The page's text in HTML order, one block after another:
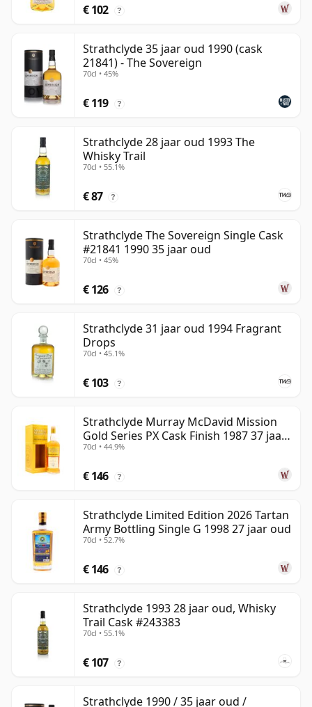
€ 102 ?
Strathclyde 35 jaar oud 1990 (cask
21841) - The Sovereign
70cl • 45%
€ 119 ?
Strathclyde 28 jaar oud 1993 The
Whisky Trail
70cl • 55.1%
€ 87 ?
Strathclyde The Sovereign Single Cask
#21841 1990 35 jaar oud
70cl • 45%
€ 126 ?
Strathclyde 31 jaar oud 1994 Fragrant
Drops
70cl • 45.1%
€ 103 ?
Strathclyde Murray McDavid Mission
Gold Series PX Cask Finish 1987 37 jaar
oud
70cl • 44.9%
€ 146 ?
Strathclyde Limited Edition 2026 Tartan
Army Bottling Single G 1998 27 jaar oud
70cl • 52.7%
€ 146 ?
Strathclyde 1993 28 jaar oud, Whisky
Trail Cask #243383
70cl • 55.1%
€ 107 ?
Strathclyde 1990 / 35 jaar oud /